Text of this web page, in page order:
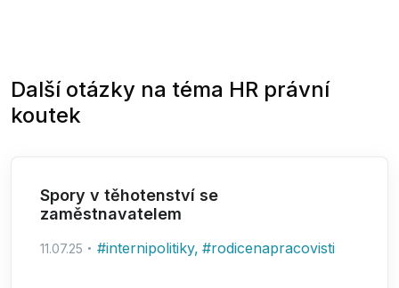
Další otázky na téma HR právní
koutek
Spory v těhotenství se
zaměstnavatelem
11.07.25 #internipolitiky, #rodicenapracovisti